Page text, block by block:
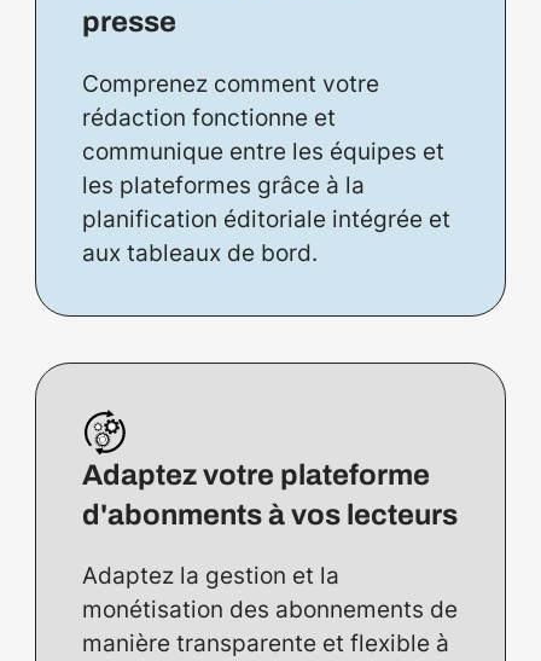
presse
Comprenez comment votre
rédaction fonctionne et
communique entre les équipes et
les plateformes grâce à la
planification éditoriale intégrée et
aux tableaux de bord.
Adaptez votre plateforme
d'abonments à vos lecteurs
Adaptez la gestion et la
monétisation des abonnements de
manière transparente et flexible à